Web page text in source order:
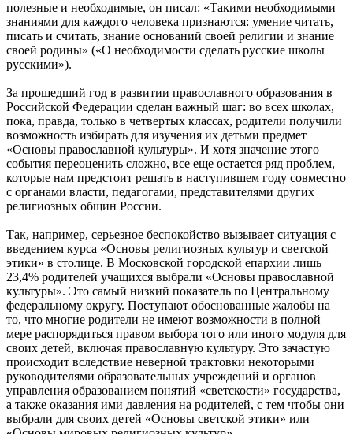
полезные и необходимые, он писал: «Такими необходимыми
знаниями для каждого человека признаются: умение читать,
писать и считать, знание оснований своей религии и знание
своей родины» («О необходимости сделать русские школы
русскими»).
За прошедший год в развитии православного образования в
Российской Федерации сделан важный шаг: во всех школах,
пока, правда, только в четвертых классах, родители получили
возможность избирать для изучения их детьми предмет
«Основы православной культуры». И хотя значение этого
события переоценить сложно, все еще остается ряд проблем,
которые нам предстоит решать в наступившем году совместно
с органами власти, педагогами, представителями других
религиозных общин России.
Так, например, серьезное беспокойство вызывает ситуация с
введением курса «Основы религиозных культур и светской
этики» в столице. В Московской городской епархии лишь
23,4% родителей учащихся выбрали «Основы православной
культуры». Это самый низкий показатель по Центральному
федеральному округу. Поступают обоснованные жалобы на
то, что многие родители не имеют возможности в полной
мере распорядиться правом выбора того или иного модуля для
своих детей, включая православную культуру. Это зачастую
происходит вследствие неверной трактовки некоторыми
руководителями образовательных учреждений и органов
управления образованием понятий «светскости» государства,
а также оказания ими давления на родителей, с тем чтобы они
выбрали для своих детей «Основы светской этики» или